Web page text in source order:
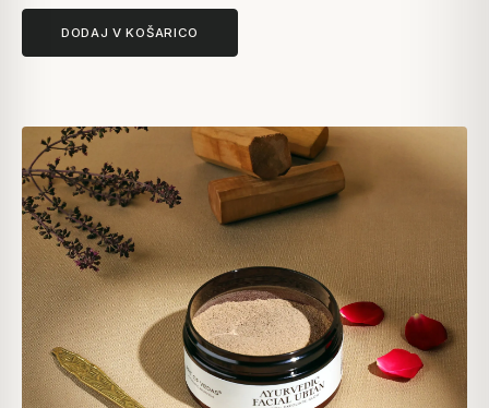
DODAJ V KOŠARICO